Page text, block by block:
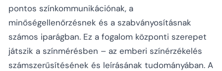
pontos színkommunikációnak, a
minőségellenőrzésnek és a szabványosításnak
számos iparágban. Ez a fogalom központi szerepet
játszik a színmérésben – az emberi színérzékelés
számszerűsítésének és leírásának tudományában. A